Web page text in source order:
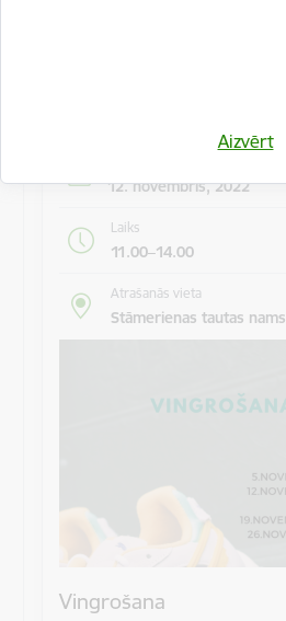
Aizvērt
12. novembris, 2022
Laiks
11.00–14.00
Atrašanās vieta
Stāmerienas tautas nams
Vingrošana